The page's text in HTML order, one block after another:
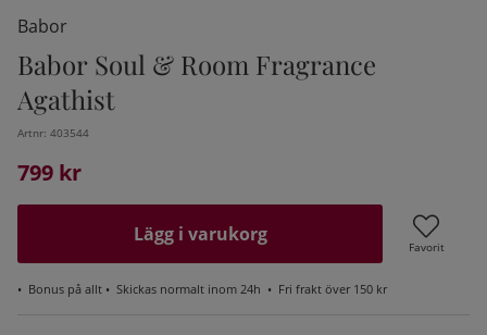
Babor
Babor Soul & Room Fragrance
Agathist
Artnr: 403544
799 kr
Lägg i varukorg
Favorit
• Bonus på allt • Skickas normalt inom 24h • Fri frakt över 150 kr